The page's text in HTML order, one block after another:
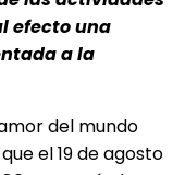
efecto una
a la
del mundo
el 19 de agosto